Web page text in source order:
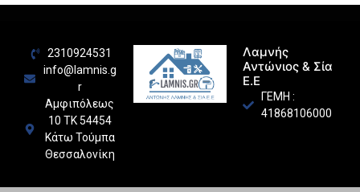
2310924531
info@lamnis.g
r
Αμφιπόλεως
10 ΤΚ 54454
Κάτω Τούμπα
Θεσσαλονίκη
Λαμνής
Αντώνιος & Σία
Ε.Ε
ΓΕΜΗ :
41868106000